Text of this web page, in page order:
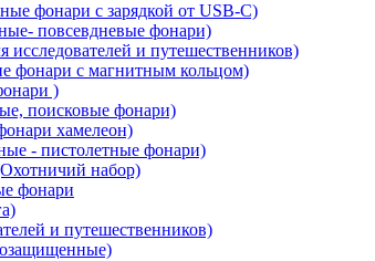
фонари с зарядкой от USB-C)
повсевдневые фонари)
исследователей и путешественников)
фонари с магнитным кольцом)
)
поисковые фонари)
хамелеон)
- пистолетные фонари)
набор)
фонари
и путешественников)